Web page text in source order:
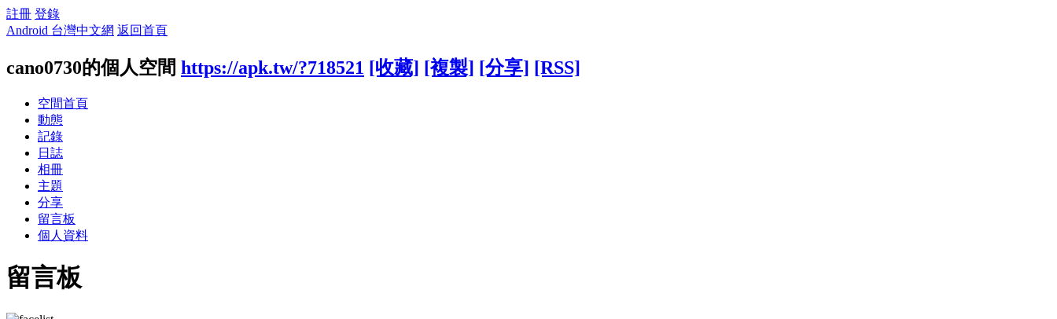
註冊 登錄
Android 台灣中文網 返回首頁
cano0730的個人空間 https://apk.tw/?718521 [收藏] [複製] [分享] [RSS]
空間首頁
動態
記錄
日誌
相冊
主題
分享
留言板
個人資料
留言板